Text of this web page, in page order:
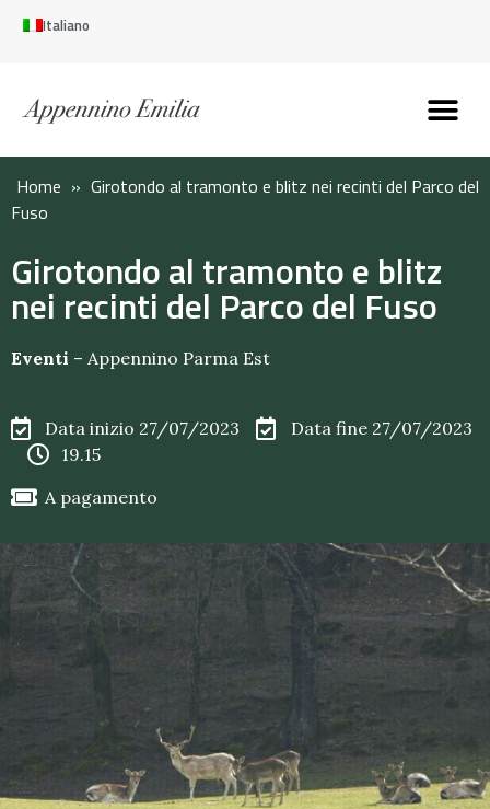
Italiano
Home » Girotondo al tramonto e blitz nei recinti del Parco del
Fuso
Girotondo al tramonto e blitz
nei recinti del Parco del Fuso
Eventi – Appennino Parma Est
Data inizio 27/07/2023
Data fine 27/07/2023
19.15
A pagamento